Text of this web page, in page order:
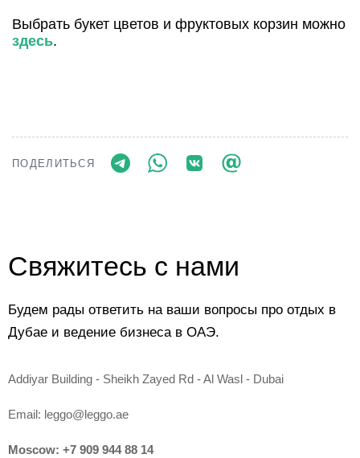
Выбрать букет цветов и фруктовых корзин можно
здесь.
ПОДЕЛИТЬСЯ
Свяжитесь с нами
Будем рады ответить на ваши вопросы про отдых в
Дубае и ведение бизнеса в ОАЭ.
Addiyar Building - Sheikh Zayed Rd - Al Wasl - Dubai
Email: leggo@leggo.ae
Moscow: +7 909 944 88 14